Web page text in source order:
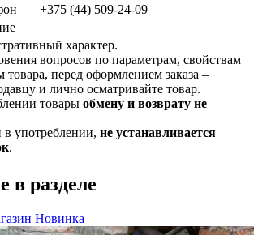
+375 (44) 509-24-09
характер.
вопросов по параметрам, свойствам
товара, перед оформлением заказа –
и лично осматривайте товар.
товары обмену и возврату не
употреблении, не устанавливается
.
в разделе
Новинка